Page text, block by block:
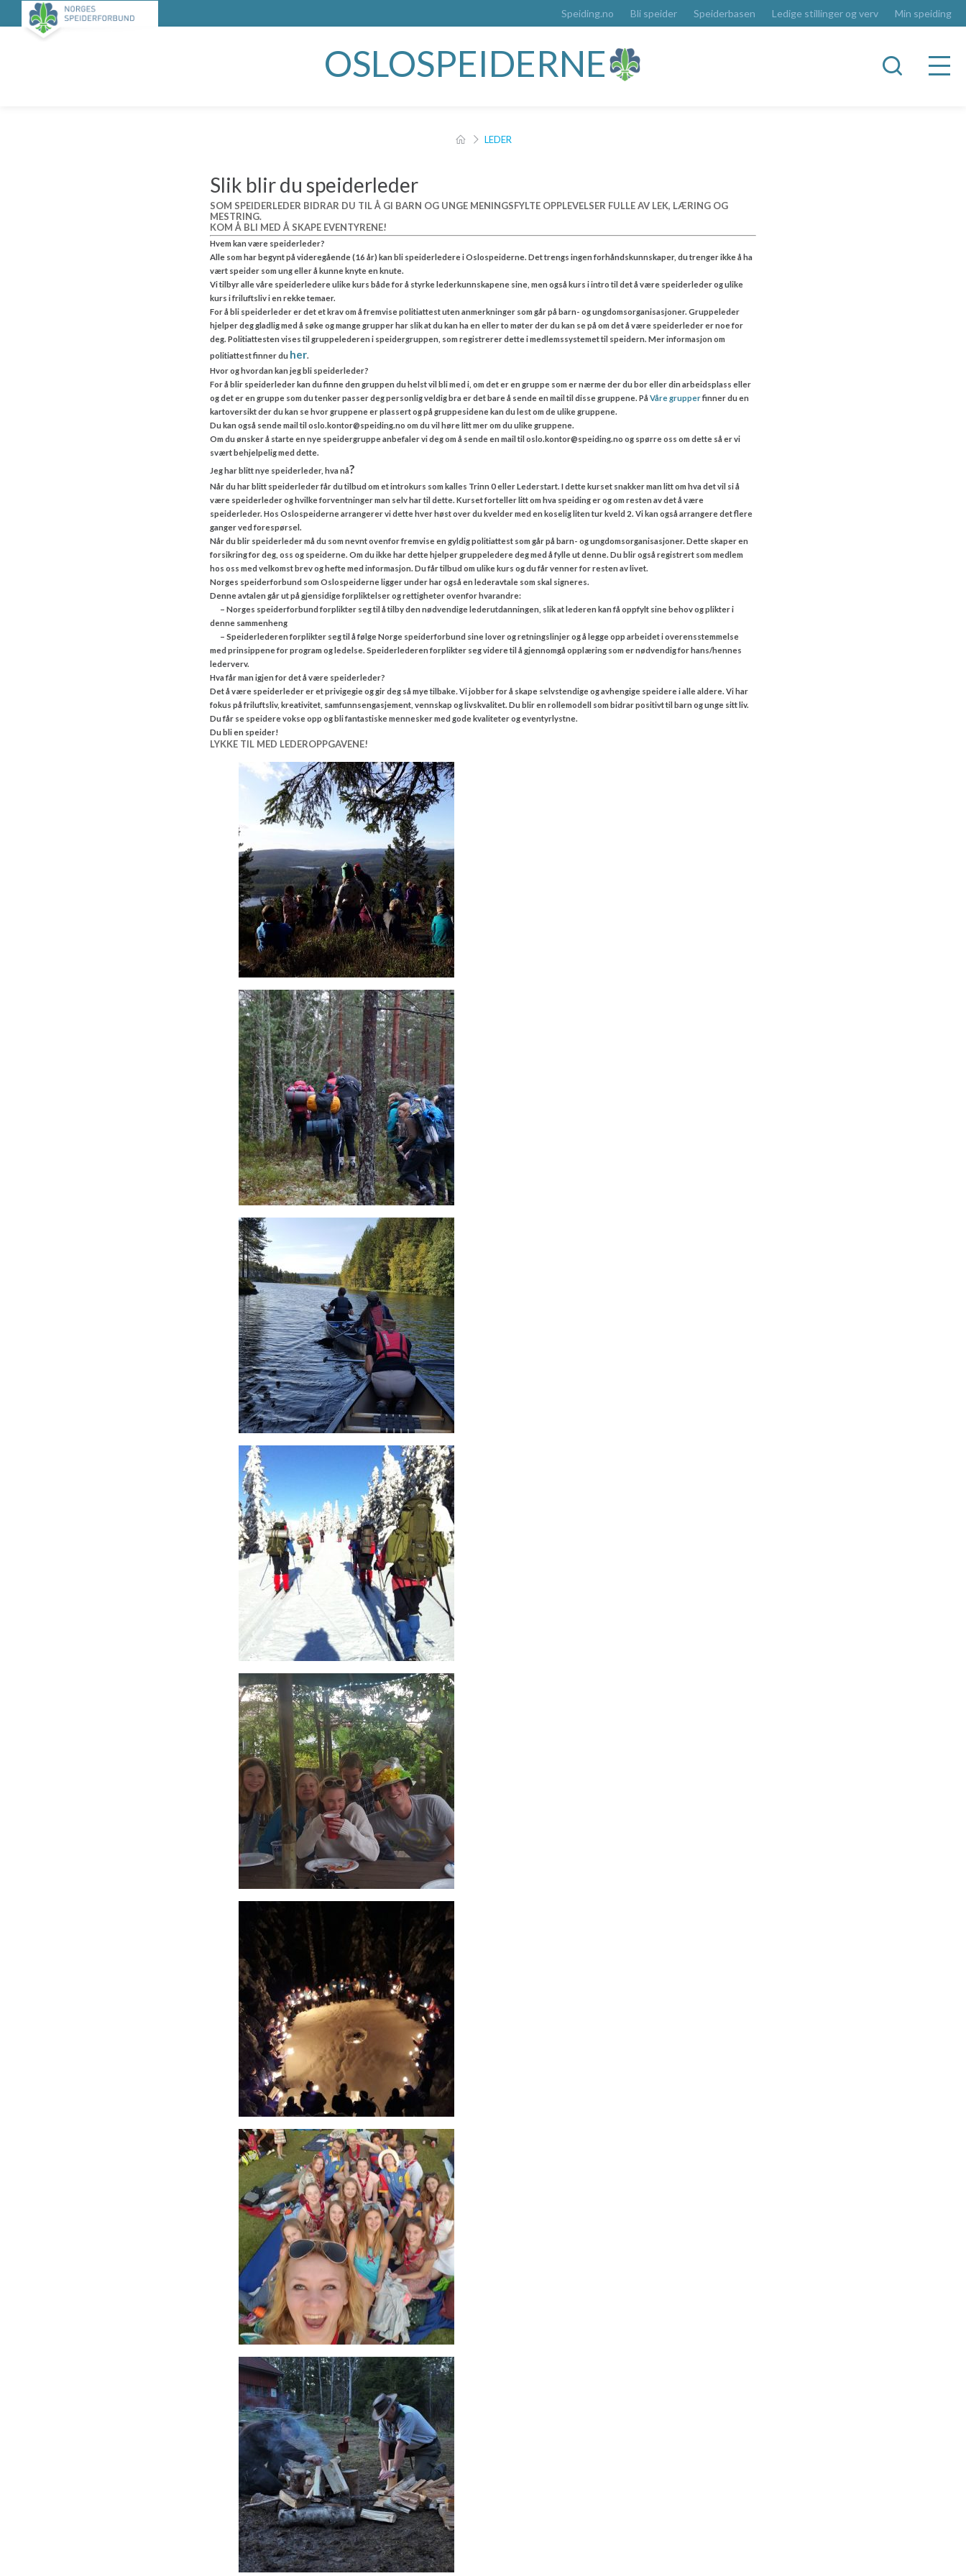
Speiding.no Bli speider Speiderbasen Ledige stillinger og verv Min speiding
OSLOSPEIDERNE
LEDER
Slik blir du speiderleder
SOM SPEIDERLEDER BIDRAR DU TIL Å GI BARN OG UNGE MENINGSFYLTE OPPLEVELSER FULLE AV LEK, LÆRING OG
MESTRING.
KOM Å BLI MED Å SKAPE EVENTYRENE!
Hvem kan være speiderleder?
Alle som har begynt på videregående (16 år) kan bli speiderledere i Oslospeiderne. Det trengs ingen forhåndskunnskaper, du trenger ikke å ha
vært speider som ung eller å kunne knyte en knute.
Vi tilbyr alle våre speiderledere ulike kurs både for å styrke lederkunnskapene sine, men også kurs i intro til det å være speiderleder og ulike
kurs i friluftsliv i en rekke temaer.
For å bli speiderleder er det et krav om å fremvise politiattest uten anmerkninger som går på barn- og ungdomsorganisasjoner. Gruppeleder
hjelper deg gladlig med å søke og mange grupper har slik at du kan ha en eller to møter der du kan se på om det å være speiderleder er noe for
deg. Politiattesten vises til gruppelederen i speidergruppen, som registrerer dette i medlemssystemet til speidern. Mer informasjon om
politiattest finner du her.
Hvor og hvordan kan jeg bli speiderleder?
For å blir speiderleder kan du finne den gruppen du helst vil bli med i, om det er en gruppe som er nærme der du bor eller din arbeidsplass eller
og det er en gruppe som du tenker passer deg personlig veldig bra er det bare å sende en mail til disse gruppene. PåVåre grupperfinner du en
kartoversikt der du kan se hvor gruppene er plassert og på gruppesidene kan du lest om de ulike gruppene.
Du kan også sende mail til oslo.kontor@speiding.no om du vil høre litt mer om du ulike gruppene.
Om du ønsker å starte en nye speidergruppe anbefaler vi deg om å sende en mail til oslo.kontor@speiding.no og spørre oss om dette så er vi
svært behjelpelig med dette.
Jeg har blitt nye speiderleder, hva nå?
Når du har blitt speiderleder får du tilbud om et introkurs som kalles Trinn 0 eller Lederstart. I dette kurset snakker man litt om hva det vil si å
være speiderleder og hvilke forventninger man selv har til dette. Kurset forteller litt om hva speiding er og om resten av det å være
speiderleder. Hos Oslospeiderne arrangerer vi dette hver høst over du kvelder med en koselig liten tur kveld 2. Vi kan også arrangere det flere
ganger ved forespørsel.
Når du blir speiderleder må du som nevnt ovenfor fremvise en gyldig politiattest som går på barn- og ungdomsorganisasjoner. Dette skaper en
forsikring for deg, oss og speiderne. Om du ikke har dette hjelper gruppeledere deg med å fylle ut denne. Du blir også registrert som medlem
hos oss med velkomst brev og hefte med informasjon. Du får tilbud om ulike kurs og du får venner for resten av livet.
Norges speiderforbund som Oslospeiderne ligger under har også en lederavtale som skal signeres.
Denne avtalen går ut på gjensidige forpliktelser og rettigheter ovenfor hvarandre:
– Norges speiderforbund forplikter seg til å tilby den nødvendige lederutdanningen, slik at lederen kan få oppfylt sine behov og plikter i
denne sammenheng
– Speiderlederen forplikter seg til å følge Norge speiderforbund sine lover og retningslinjer og å legge opp arbeidet i overensstemmelse
med prinsippene for program og ledelse. Speiderlederen forplikter seg videre til å gjennomgå opplæring som er nødvendig for hans/hennes
lederverv.
Hva får man igjen for det å være speiderleder?
Det å være speiderleder er et privigegie og gir deg så mye tilbake.Vi jobber for å skape selvstendige og avhengige speidere i alle aldere. Vi har
fokus på friluftsliv, kreativitet, samfunnsengasjement, vennskap og livskvalitet. Du blir en rollemodell som bidrar positivt til barn og unge sitt liv.
Du får se speidere vokse opp og bli fantastiske mennesker med gode kvaliteter og eventyrlystne.
Du bli en speider!
LYKKE TIL MED LEDEROPPGAVENE!